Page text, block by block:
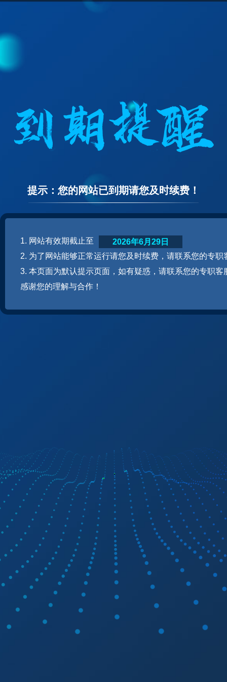
提示：您的网站已到期请您及时续费！
1. 网站有效期截止至
2. 为了网站能够正常运行请您及时续费，请联系您的专职
3. 本页面为默认提示页面，如有疑惑，请联系您的专职客
感谢您的理解与合作！
2026年6月29日